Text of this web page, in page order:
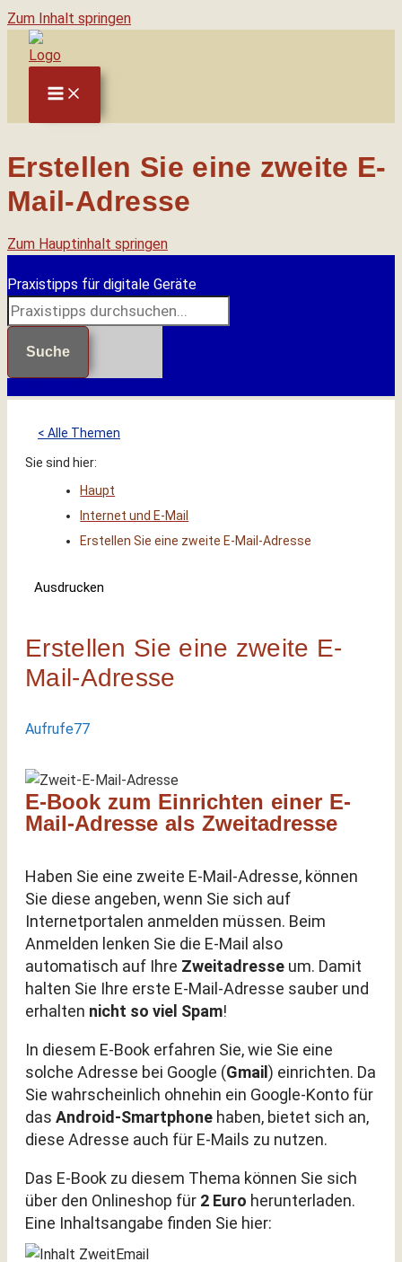
Zum Inhalt springen
Erstellen Sie eine zweite E-
Mail-Adresse
Zum Hauptinhalt springen
Praxistipps für digitale Geräte
Suche
< Alle Themen
Sie sind hier:
Haupt
Internet und E-Mail
Erstellen Sie eine zweite E-Mail-Adresse
Ausdrucken
Erstellen Sie eine zweite E-
Mail-Adresse
Aufrufe77
E-Book zum Einrichten einer E-
Mail-Adresse als Zweitadresse
Haben Sie eine zweite E-Mail-Adresse, können
Sie diese angeben, wenn Sie sich auf
Internetportalen anmelden müssen. Beim
Anmelden lenken Sie die E-Mail also
automatisch auf Ihre Zweitadresse um. Damit
halten Sie Ihre erste E-Mail-Adresse sauber und
erhalten nicht so viel Spam!
In diesem E-Book erfahren Sie, wie Sie eine
solche Adresse bei Google (Gmail ) einrichten. Da
Sie wahrscheinlich ohnehin ein Google-Konto für
das Android-Smartphone haben, bietet sich an,
diese Adresse auch für E-Mails zu nutzen.
Das E-Book zu diesem Thema können Sie sich
über den Onlineshop für 2 Euro herunterladen.
Eine Inhaltsangabe finden Sie hier: